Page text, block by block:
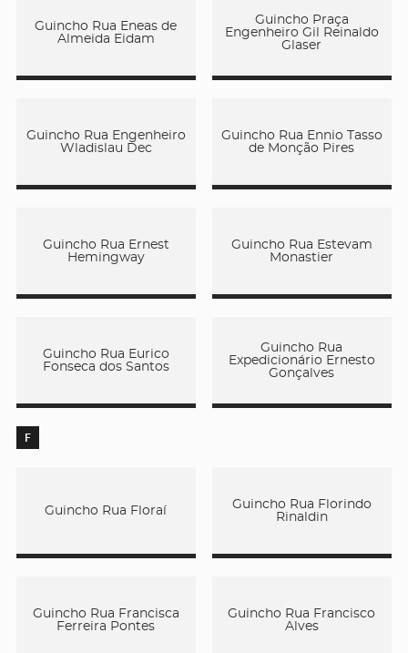
Guincho Rua Eneas de
Almeida Eidam
Guincho Praça
Engenheiro Gil Reinaldo
Glaser
Guincho Rua Engenheiro
Wladislau Dec
Guincho Rua Ennio Tasso
de Monção Pires
Guincho Rua Ernest
Hemingway
Guincho Rua Estevam
Monastier
Guincho Rua Eurico
Fonseca dos Santos
Guincho Rua
Expedicionário Ernesto
Gonçalves
F
Guincho Rua Floraí
Guincho Rua Florindo
Rinaldin
Guincho Rua Francisca
Ferreira Pontes
Guincho Rua Francisco
Alves